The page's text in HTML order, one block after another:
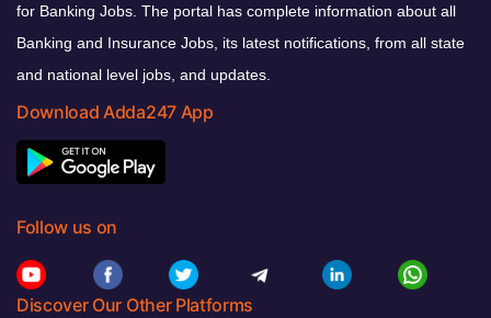
for Banking Jobs. The portal has complete information about all
Banking and Insurance Jobs, its latest notifications, from all state
and national level jobs, and updates.
Download Adda247 App
Follow us on
Discover Our Other Platforms